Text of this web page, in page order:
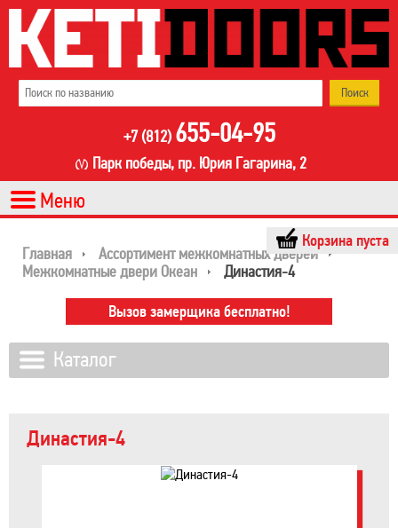
+7 (812) 655-04-95
Парк победы, пр. Юрия Гагарина, 2
Корзина пуста
Главная
Ассортимент межкомнатных дверей
Межкомнатные двери Океан
Династия-4
Династия-4